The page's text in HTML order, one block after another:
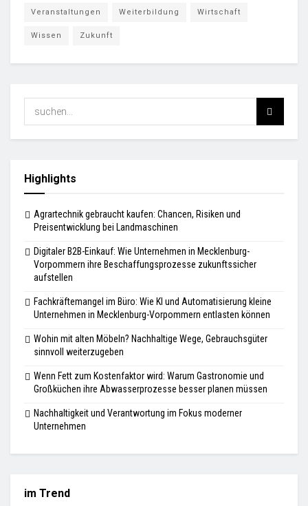
Veranstaltungen Weiterbildung Wirtschaft
Wissen Zukunft
Highlights
Agrartechnik gebraucht kaufen: Chancen, Risiken und
Preisentwicklung bei Landmaschinen
Digitaler B2B-Einkauf: Wie Unternehmen in Mecklenburg-
Vorpommern ihre Beschaffungsprozesse zukunftssicher
aufstellen
Fachkräftemangel im Büro: Wie KI und Automatisierung kleine
Unternehmen in Mecklenburg-Vorpommern entlasten können
Wohin mit alten Möbeln? Nachhaltige Wege, Gebrauchsgüter
sinnvoll weiterzugeben
Wenn Fett zum Kostenfaktor wird: Warum Gastronomie und
Großküchen ihre Abwasserprozesse besser planen müssen
Nachhaltigkeit und Verantwortung im Fokus moderner
Unternehmen
im Trend